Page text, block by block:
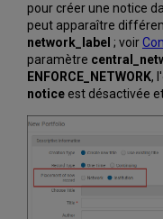
pour créer une notice
peut apparaître
network_label ; voir
paramètre
ENFORCE_NETWORK,
noticeest désactivée